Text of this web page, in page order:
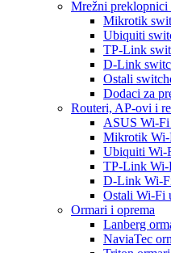
Mrežni preklopnici
Mikrotik
Ubiquiti
TP-Link
D-Link
Ostali
Dodaci za
Routeri, AP-ovi i
ASUS Wi-Fi
Mikrotik Wi-
Ubiquiti Wi-
TP-Link Wi-
D-Link Wi-
Ostali Wi-Fi
Ormari i oprema
Lanberg
NaviaTec